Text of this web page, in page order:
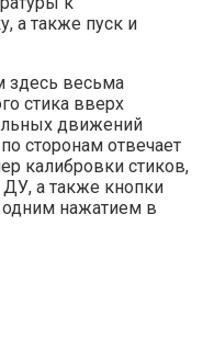
а также пуск и
здесь весьма
стика вверх
движений
сторонам отвечает
калибровки стиков,
а также кнопки
нажатием в